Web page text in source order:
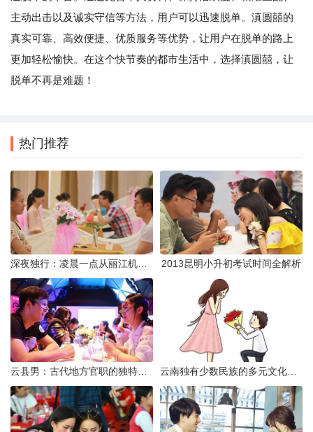
主动出击以及诚实守信等方法，用户可以迅速脱单。滇圆囍的
真实可靠、高效便捷、优质服务等优势，让用户在脱单的路上
更加轻松愉快。在这个快节奏的都市生活中，选择滇圆囍，让
脱单不再是难题！
热门推荐
2013昆明小升初考试时间全解析